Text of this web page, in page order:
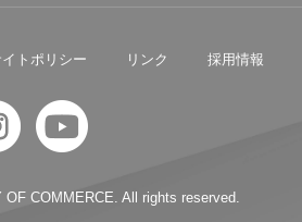
トポリシー リンク 採用情報
OF COMMERCE. All rights reserved.